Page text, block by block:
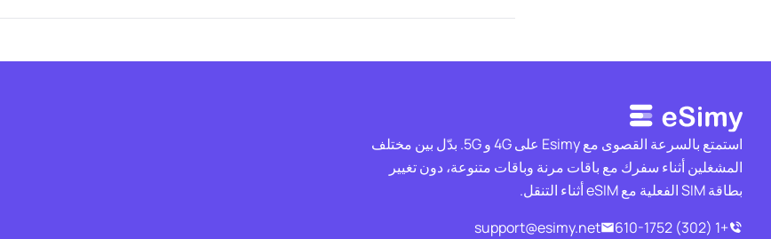
استمتع بالسرعة القصوى مع Esimy على 4G و 5G. بدّل بين مختلف
المشغلين أثناء سفرك مع باقات مرنة وباقات متنوعة، دون تغيير
بطاقة SIM الفعلية مع eSIM أثناء التنقل.
+1 (302) 610-1752
support@esimy.net